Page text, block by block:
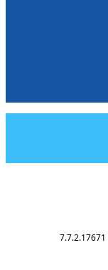
7.7.2.17671